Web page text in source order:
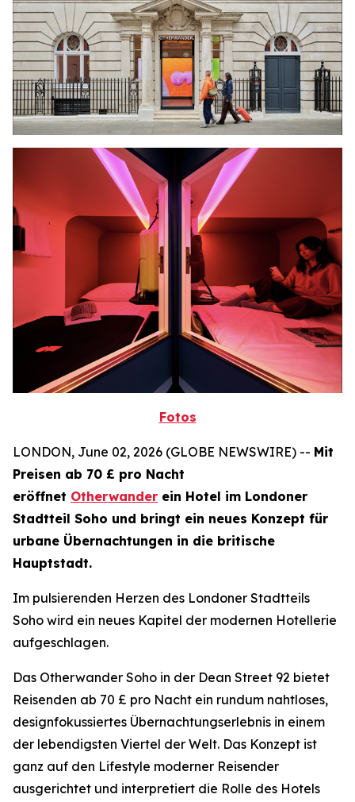
Fotos
LONDON, June 02, 2026 (GLOBE NEWSWIRE) -- Mit
Preisen ab 70 £ pro Nacht
eröffnet Otherwander ein Hotel im Londoner
Stadtteil Soho und bringt ein neues Konzept für
urbane Übernachtungen in die britische
Hauptstadt.
Im pulsierenden Herzen des Londoner Stadtteils
Soho wird ein neues Kapitel der modernen Hotellerie
aufgeschlagen.
Das Otherwander Soho in der Dean Street 92 bietet
Reisenden ab 70 £ pro Nacht ein rundum nahtloses,
designfokussiertes Übernachtungserlebnis in einem
der lebendigsten Viertel der Welt. Das Konzept ist
ganz auf den Lifestyle moderner Reisender
ausgerichtet und interpretiert die Rolle des Hotels